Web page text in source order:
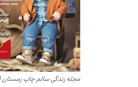
مجله زندگی سالم چاپ زمستان 1404